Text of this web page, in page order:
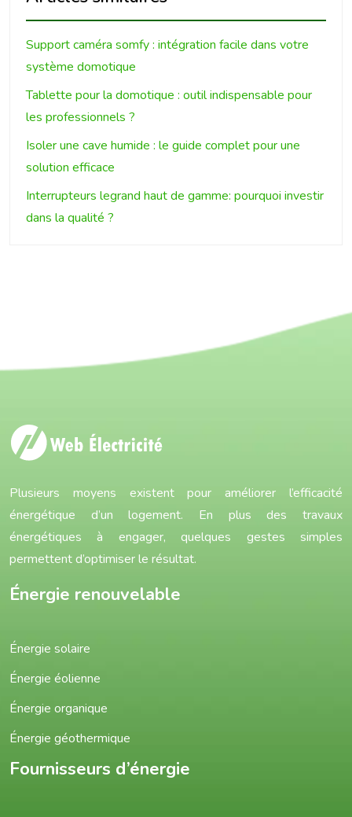
Support caméra somfy : intégration facile dans votre
système domotique
Tablette pour la domotique : outil indispensable pour
les professionnels ?
Isoler une cave humide : le guide complet pour une
solution efficace
Interrupteurs legrand haut de gamme: pourquoi investir
dans la qualité ?
Plusieurs moyens existent pour améliorer l’efficacité
énergétique d’un logement. En plus des travaux
énergétiques à engager, quelques gestes simples
permettent d’optimiser le résultat.
Énergie renouvelable
Énergie solaire
Énergie éolienne
Énergie organique
Énergie géothermique
Fournisseurs d’énergie